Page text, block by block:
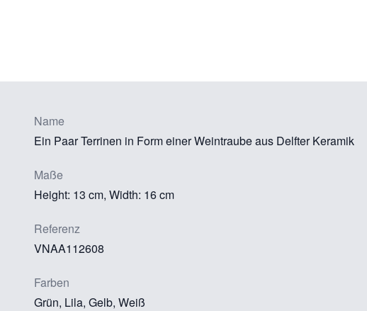
Name
Ein Paar Terrinen in Form einer Weintraube aus Delfter Keramik
Maße
Height: 13 cm, Width: 16 cm
Referenz
VNAA112608
Farben
Grün, Lila, Gelb, Weiß